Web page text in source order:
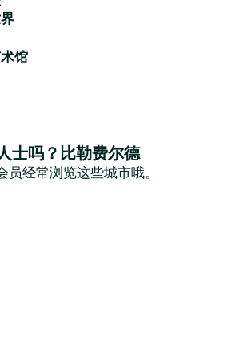
馆
士吗？比勒费尔德
员经常浏览这些城市哦。